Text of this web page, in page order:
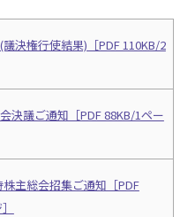
決権行使結果)［PDF 110KB/2
決議ご通知［PDF 88KB/1ペー
主総会招集ご通知［PDF